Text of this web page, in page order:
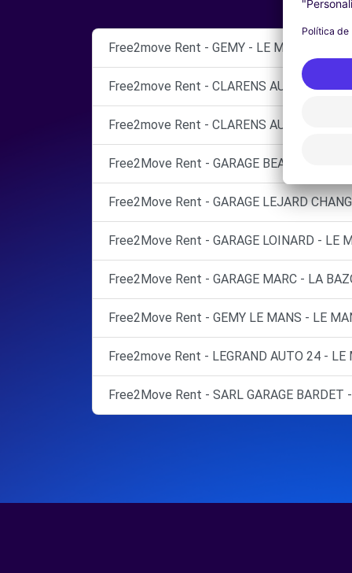
Free2move Rent - GEMY - LE MANS (DS)
Free2move Rent - CLARENS
Free2move Rent - CLARENS
Free2Move Rent - GARAGE BEAUCLAIR -
Free2Move Rent - GARAGE LEJARD
Free2Move Rent - GARAGE LOINARD - LE
Free2Move Rent - GARAGE MARC - LA
Free2Move Rent - GEMY LE MANS - LE
Free2move Rent - LEGRAND AUTO 24 - LE
Free2Move Rent - SARL GARAGE BARDET